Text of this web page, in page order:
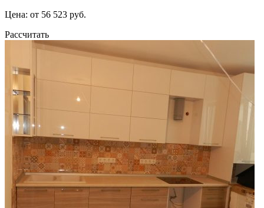
Цена: от 56 523 руб.
Рассчитать